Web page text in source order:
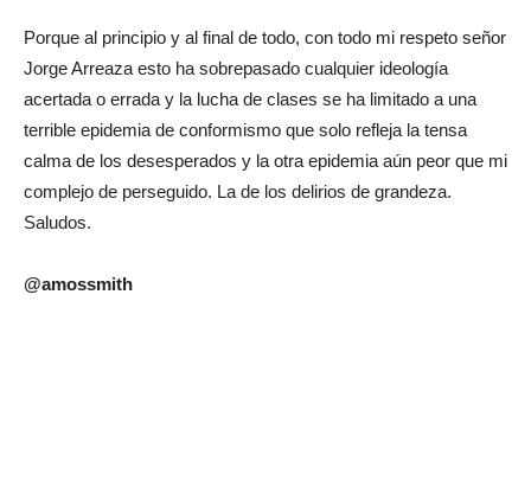
Porque al principio y al final de todo, con todo mi respeto señor
Jorge Arreaza esto ha sobrepasado cualquier ideología
acertada o errada y la lucha de clases se ha limitado a una
terrible epidemia de conformismo que solo refleja la tensa
calma de los desesperados y la otra epidemia aún peor que mi
complejo de perseguido. La de los delirios de grandeza.
Saludos.
@amossmith